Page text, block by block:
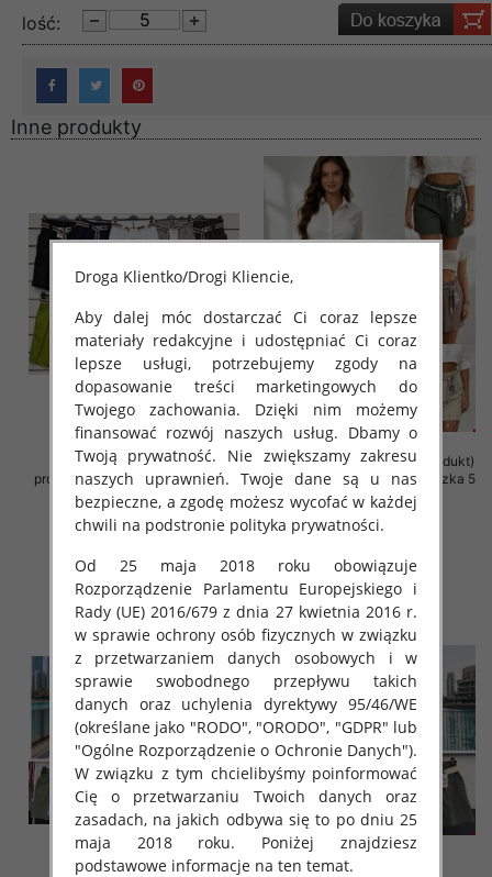
lość:
Inne produkty
Rybaczki damskie (Włoskie
produkt) Roz Standard, Mix Kolor
Paczka 5 szt
42.00 zł
Szorty damskie (Włoskie produkt)
Roz Standard, Mix Kolor Paczka 5
szt
42.00 zł
Droga Klientko/Drogi Kliencie,
Aby dalej móc dostarczać Ci coraz lepsze
materiały redakcyjne i udostępniać Ci coraz
lepsze usługi, potrzebujemy zgody na
dopasowanie treści marketingowych do
Twojego zachowania. Dzięki nim możemy
finansować rozwój naszych usług. Dbamy o
Twoją prywatność. Nie zwiększamy zakresu
naszych uprawnień. Twoje dane są u nas
bezpieczne, a zgodę możesz wycofać w każdej
chwili na podstronie polityka prywatności.
Od 25 maja 2018 roku obowiązuje
Rozporządzenie Parlamentu Europejskiego i
Rady (UE) 2016/679 z dnia 27 kwietnia 2016 r.
w sprawie ochrony osób fizycznych w związku
z przetwarzaniem danych osobowych i w
sprawie swobodnego przepływu takich
danych oraz uchylenia dyrektywy 95/46/WE
(określane jako "RODO", "ORODO", "GDPR" lub
"Ogólne Rozporządzenie o Ochronie Danych").
W związku z tym chcielibyśmy poinformować
Cię o przetwarzaniu Twoich danych oraz
zasadach, na jakich odbywa się to po dniu 25
maja 2018 roku. Poniżej znajdziesz
podstawowe informacje na ten temat.